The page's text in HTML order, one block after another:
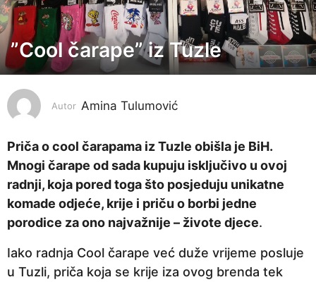
3
g
o
d
n
e
p
r
i
e
3
”Cool čarape” iz Tuzle
Autor Amina Tulumović
Priča o cool čarapama iz Tuzle obišla je BiH.
Mnogi čarape od sada kupuju isključivo u ovoj
radnji, koja pored toga što posjeduju unikatne
komade odjeće, krije i priču o borbi jedne
porodice za ono najvažnije – živote djece.
Iako radnja Cool čarape već duže vrijeme posluje
u Tuzli, priča koja se krije iza ovog brenda tek